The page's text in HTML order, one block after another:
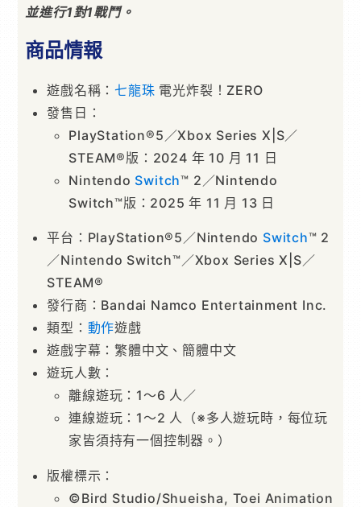
並進行1對1戰鬥。
商品情報
遊戲名稱：七龍珠 電光炸裂！ZERO
發售日：
PlayStation®5／Xbox Series X|S／
STEAM®版：2024 年 10 月 11 日
Nintendo Switch™ 2／Nintendo
Switch™版：2025 年 11 月 13 日
平台：PlayStation®5／Nintendo Switch™ 2
／Nintendo Switch™／Xbox Series X|S／
STEAM®
發行商：Bandai Namco Entertainment Inc.
類型： 動作遊戲
遊戲字幕：繁體中文、簡體中文
遊玩人數：
離線遊玩：1～6 人／
連線遊玩：1～2 人（※多人遊玩時，每位玩
家皆須持有一個控制器。）
版權標示：
©Bird Studio/Shueisha, Toei Animation